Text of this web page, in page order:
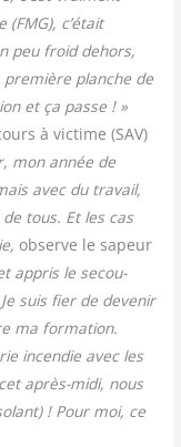
c’était
peu froid dehors,
pre­mière planche de
et ça passe ! »
à vic­time (SAV)
mon année de
avec du tra­vail,
tous. Et les cas
observe le sapeur
appris le secou­
suis fier de deve­nir
ma for­ma­tion.
incen­die avec les
après-midi, nous
! Pour moi, ce